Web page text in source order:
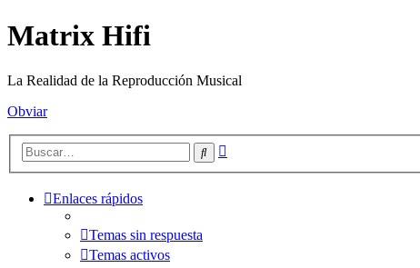
Matrix Hifi
La Realidad de la Reproducción Musical
Obviar
Buscar
Enlaces rápidos
Temas sin respuesta
Temas activos